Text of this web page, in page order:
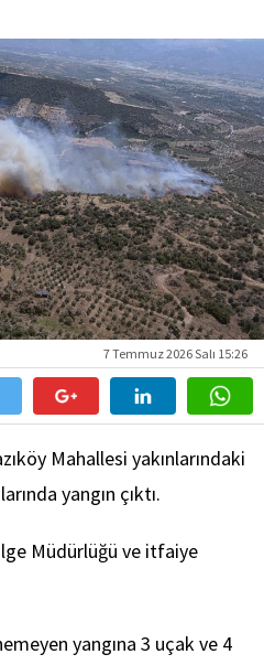
7 Temmuz 2026 Salı 15:26
Mahallesi yakınlarındaki
yangın çıktı.
Müdürlüğü ve itfaiye
yangına 3 uçak ve 4